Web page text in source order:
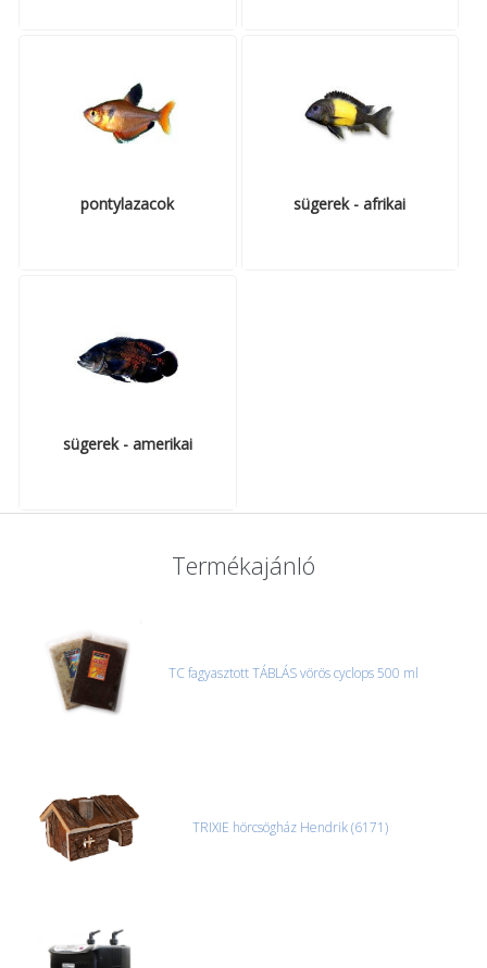
pontylazacok sügerek - afrikai
sügerek - amerikai
Termékajánló
TC fagyasztott TÁBLÁS vörös cyclops 500 ml
TRIXIE hörcsögház Hendrik (6171)